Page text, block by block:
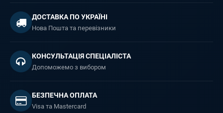
ДОСТАВКА ПО УКРАЇНІ
Нова Пошта та перевізники
КОНСУЛЬТАЦІЯ СПЕЦІАЛІСТА
Допоможемо з вибором
БЕЗПЕЧНА ОПЛАТА
Visa та Mastercard